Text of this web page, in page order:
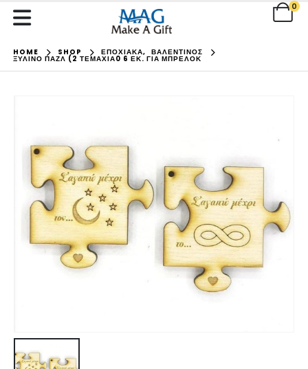
0
HOME SHOP ΕΠΟΧΙΑΚΑ, ΒΑΛΕΝΤΙΝΟΣ
ΞΎΛΙΝΟ ΠΑΖΛ (2 ΤΕΜΆΧΙΑ0 6 ΕΚ. ΓΙΑ ΜΠΡΕΛΌΚ